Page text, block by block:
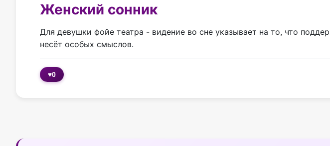
Женский сонник
Для девушки фойе театра - видение во сне указывает на то, что
несёт особых смыслов.
♥0